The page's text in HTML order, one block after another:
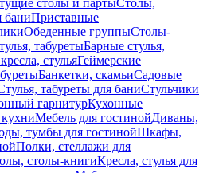
столы и партыСтолы,
баниПриставные
Обеденные группыСтолы-
табуретыБарные стулья,
стульяГеймерские
Банкетки, скамьиСадовые
табуреты для баниСтульчики
гарнитурКухонные
Мебель для гостинойДиваны,
тумбы для гостинойШкафы,
Полки, стеллажи для
столы-книгиКресла, стулья для